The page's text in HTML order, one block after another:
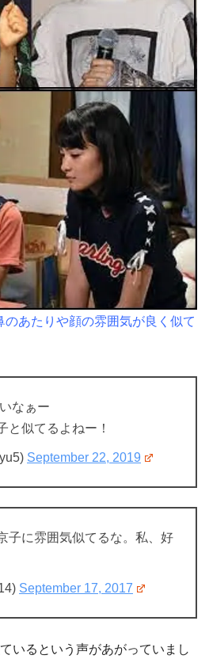
あたりや顔の雰囲気が良く似て
なぁー
と似てるよねー！
September 22, 2019
子に雰囲気似てるな。私、好
September 17, 2017
いるという声があがっていまし